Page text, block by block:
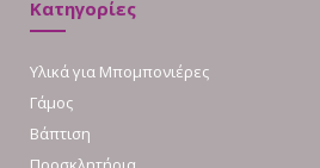
Κατηγορίες
Υλικά για Μπομπονιέρες
Γάμος
Βάπτιση